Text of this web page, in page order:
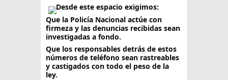
Desde este espacio exigimos:
Que la Policía Nacional actúe con
firmeza y las denuncias recibidas sean
investigadas a fondo.
Que los responsables detrás de estos
números de teléfono sean rastreables
y castigados con todo el peso de la
ley.